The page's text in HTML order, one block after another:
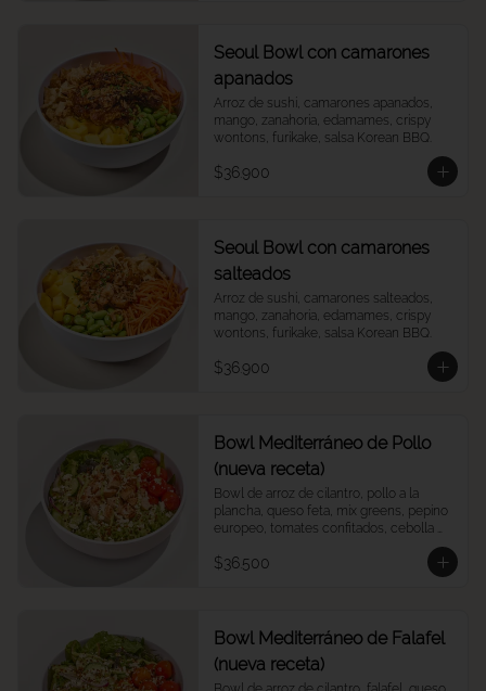
Seoul Bowl con camarones
apanados
Arroz de sushi, camarones apanados,
mango, zanahoria, edamames, crispy
wontons, furikake, salsa Korean BBQ.
$36.900
Seoul Bowl con camarones
salteados
Arroz de sushi, camarones salteados,
mango, zanahoria, edamames, crispy
wontons, furikake, salsa Korean BBQ.
$36.900
Bowl Mediterráneo de Pollo
(nueva receta)
Bowl de arroz de cilantro, pollo a la
plancha, queso feta, mix greens, pepino
europeo, tomates confitados, cebolla
morada, quinoa crocantes, y vinagreta
green goddess.
$36.500
Bowl Mediterráneo de Falafel
(nueva receta)